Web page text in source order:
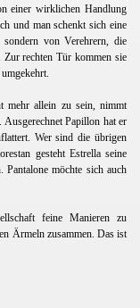
einer wirklichen Handlung
und man schenkt sich eine
von Verehrern, die
Zur rechten Tür kommen sie
mehr allein zu sein, nimmt
Papillon hat er
Wer sind die übrigen
gesteht Estrella seine
möchte sich auch
feine Manieren zu
Ärmeln zusammen. Das ist